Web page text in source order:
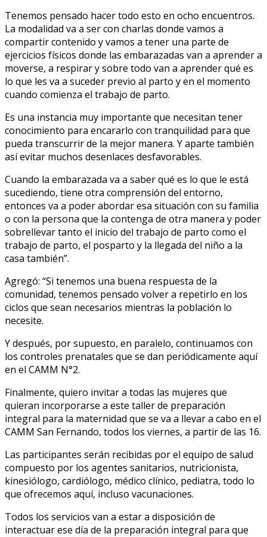
Tenemos pensado hacer todo esto en ocho encuentros.
La modalidad va a ser con charlas donde vamos a
compartir contenido y vamos a tener una parte de
ejercicios físicos donde las embarazadas van a aprender a
moverse, a respirar y sobre todo van a aprender qué es
lo que les va a suceder previo al parto y en el momento
cuando comienza el trabajo de parto.
Es una instancia muy importante que necesitan tener
conocimiento para encararlo con tranquilidad para que
pueda transcurrir de la mejor manera. Y aparte también
así evitar muchos desenlaces desfavorables.
Cuando la embarazada va a saber qué es lo que le está
sucediendo, tiene otra comprensión del entorno,
entonces va a poder abordar esa situación con su familia
o con la persona que la contenga de otra manera y poder
sobrellevar tanto el inicio del trabajo de parto como el
trabajo de parto, el posparto y la llegada del niño a la
casa también”.
Agregó: “Si tenemos una buena respuesta de la
comunidad, tenemos pensado volver a repetirlo en los
ciclos que sean necesarios mientras la población lo
necesite.
Y después, por supuesto, en paralelo, continuamos con
los controles prenatales que se dan periódicamente aquí
en el CAMM N°2.
Finalmente, quiero invitar a todas las mujeres que
quieran incorporarse a este taller de preparación
integral para la maternidad que se va a llevar a cabo en el
CAMM San Fernando, todos los viernes, a partir de las 16.
Las participantes serán recibidas por el equipo de salud
compuesto por los agentes sanitarios, nutricionista,
kinesiólogo, cardiólogo, médico clínico, pediatra, todo lo
que ofrecemos aquí, incluso vacunaciones.
Todos los servicios van a estar a disposición de
interactuar ese día de la preparación integral para que